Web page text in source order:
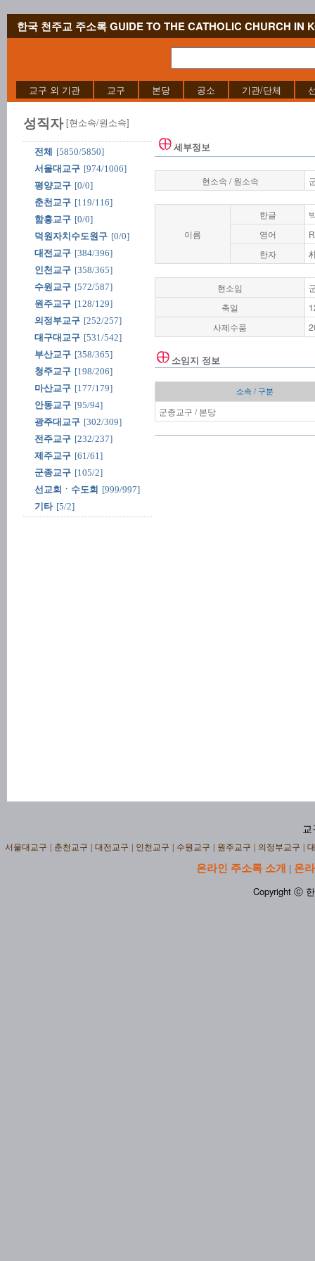
한국 천주교 주소록 GUIDE TO THE CATHOLIC CHURCH IN
교구 외 기관 교구 본당 공소 기관/단체
성직자 [현소속/원소속]
전체
[5850/5850]
서울대교구 [974/1006]
평양교구 [0/0]
춘천교구 [119/116]
함흥교구 [0/0]
덕원자치수도원구 [0/0]
대전교구 [384/396]
인천교구 [358/365]
수원교구 [572/587]
원주교구 [128/129]
의정부교구 [252/257]
대구대교구 [531/542]
부산교구 [358/365]
청주교구 [198/206]
마산교구 [177/179]
안동교구 [95/94]
광주대교구 [302/309]
전주교구 [232/237]
제주교구 [61/61]
군종교구 [105/2]
선교회ㆍ수도회 [999/997]
기타 [5/2]
세부정보
현소속 / 원소속
이름
한글
영어
한자
현소임
축일
사제수품
소임지 정보
소속 / 구분
군종교구 / 본당
교
서울대교구 춘천교구 대전교구 인천교구 수원교구 원주교구 의정부교구
온라인 주소록 소개 | 온
Copyright ⓒ